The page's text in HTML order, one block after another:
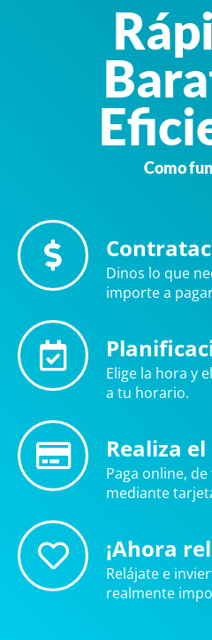
Como
Dinos lo que
importe a
Elige la hora y
a tu horario.
Realiza
Paga online,
mediante
¡Ahora
Relájate e
realmente